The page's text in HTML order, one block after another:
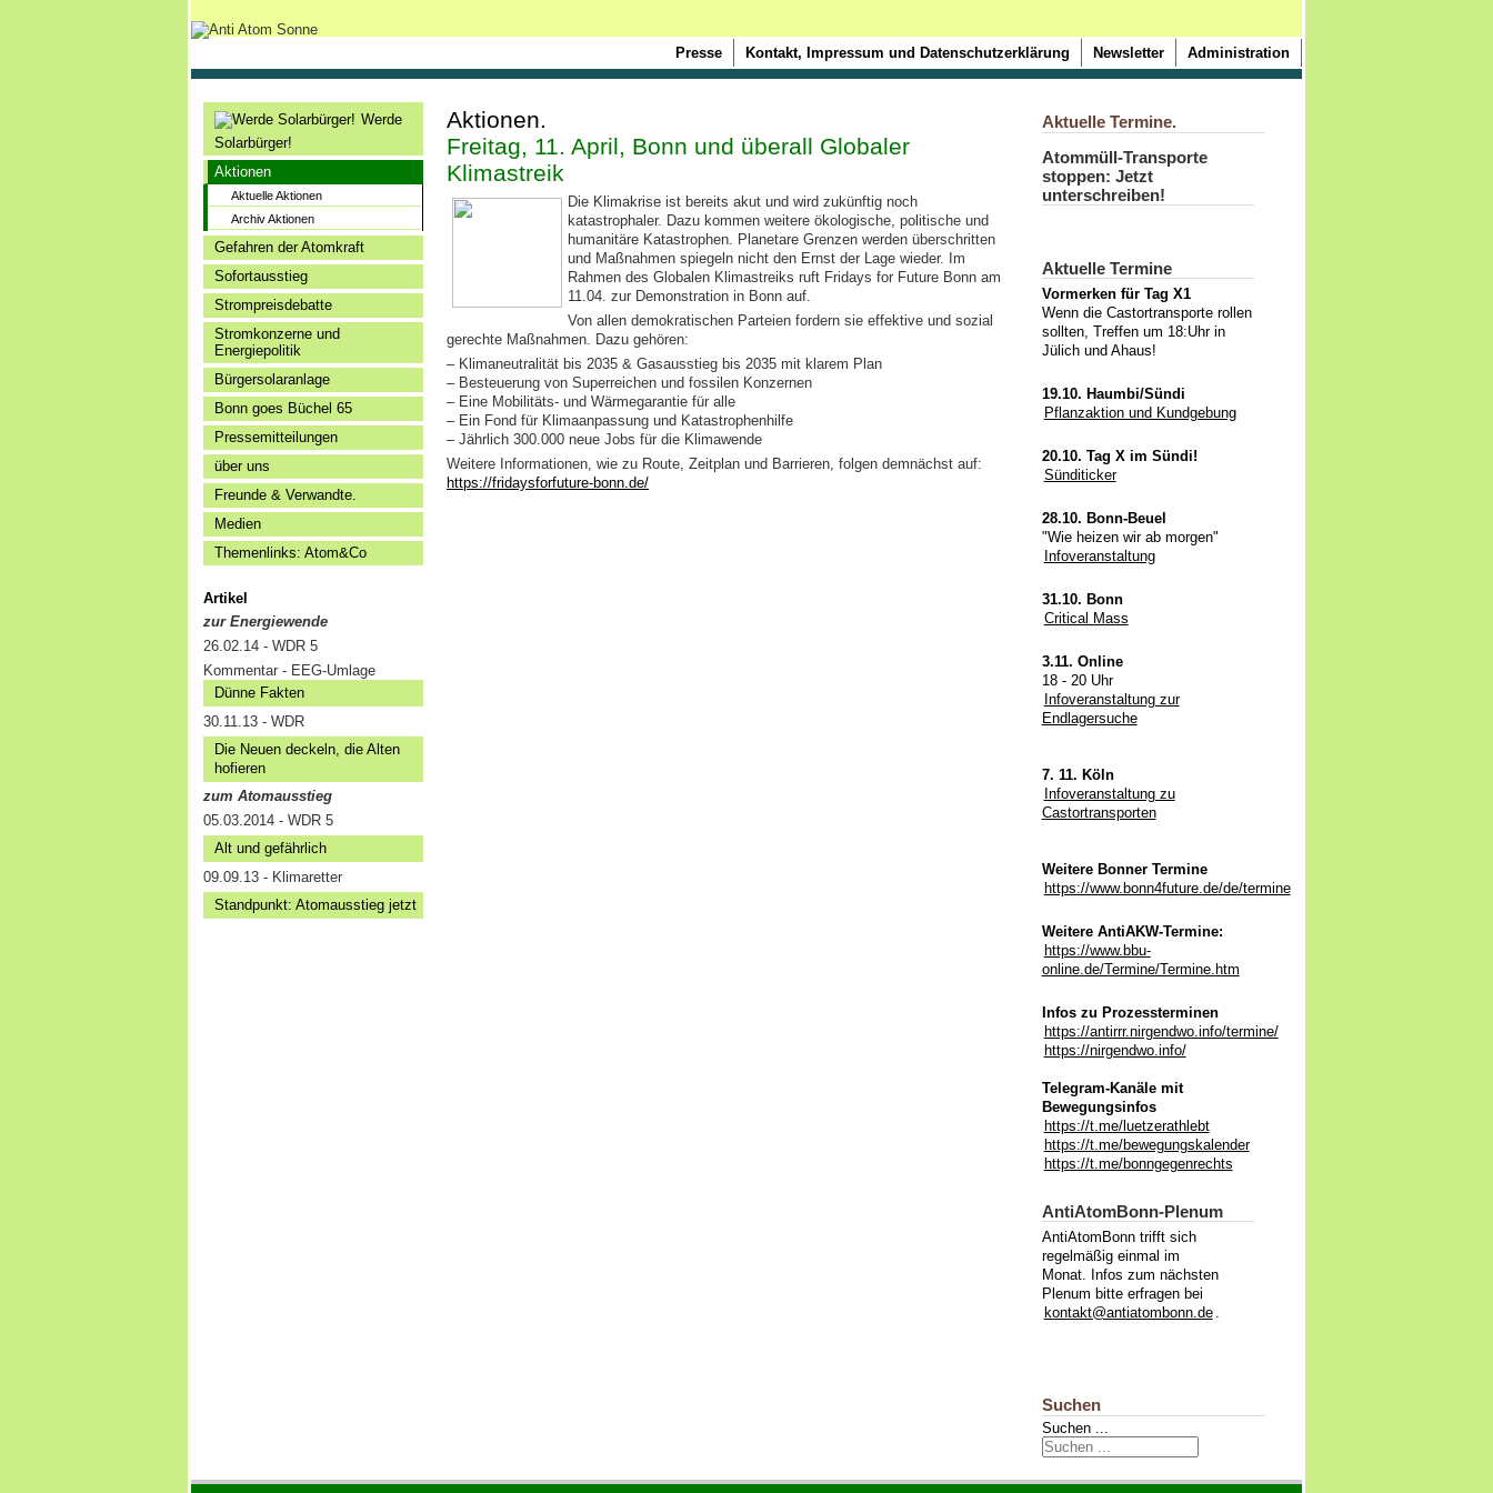
Presse Kontakt, Impressum und Datenschutzerklärung Newsletter Administration
Werde
Solarbürger!
Aktionen
Aktuelle Aktionen
Archiv Aktionen
Gefahren der Atomkraft
Sofortausstieg
Strompreisdebatte
Stromkonzerne und
Energiepolitik
Bürgersolaranlage
Bonn goes Büchel 65
Pressemitteilungen
über uns
Freunde & Verwandte.
Medien
Themenlinks: Atom&Co
Artikel
zur Energiewende
26.02.14 - WDR 5
Kommentar - EEG-Umlage
Dünne Fakten
30.11.13 - WDR
Die Neuen deckeln, die Alten
hofieren
zum Atomausstieg
05.03.2014 - WDR 5
Alt und gefährlich
09.09.13 - Klimaretter
Standpunkt: Atomausstieg jetzt
Aktionen.
Freitag, 11. April, Bonn und überall Globaler
Klimastreik
Die Klimakrise ist bereits akut und wird zukünftig noch
katastrophaler. Dazu kommen weitere ökologische, politische und
humanitäre Katastrophen. Planetare Grenzen werden überschritten
und Maßnahmen spiegeln nicht den Ernst der Lage wieder. Im
Rahmen des Globalen Klimastreiks ruft Fridays for Future Bonn am
11.04. zur Demonstration in Bonn auf.
Von allen demokratischen Parteien fordern sie effektive und sozial
gerechte Maßnahmen. Dazu gehören:
– Klimaneutralität bis 2035 & Gasausstieg bis 2035 mit klarem Plan
– ⁠Besteuerung von Superreichen und fossilen Konzernen
– ⁠Eine Mobilitäts- und Wärmegarantie für alle
– ⁠Ein Fond für Klimaanpassung und Katastrophenhilfe
– ⁠Jährlich 300.000 neue Jobs für die Klimawende
Weitere Informationen, wie zu Route, Zeitplan und Barrieren, folgen demnächst auf:
https://fridaysforfuture-bonn.de/
Aktuelle Termine.
Atommüll-Transporte
stoppen: Jetzt
unterschreiben!
Aktuelle Termine
Vormerken für Tag X1
Wenn die Castortransporte rollen
sollten, Treffen um 18:Uhr in
Jülich und Ahaus!
19.10. Haumbi/Sündi
Pflanzaktion und Kundgebung
20.10. Tag X im Sündi!
Sünditicker
28.10. Bonn-Beuel
"Wie heizen wir ab morgen"
Infoveranstaltung
31.10. Bonn
Critical Mass
3.11. Online
18 - 20 Uhr
Infoveranstaltung zur
Endlagersuche
7. 11. Köln
Infoveranstaltung zu
Castortransporten
Weitere Bonner Termine
https://www.bonn4future.de/de/termine
Weitere AntiAKW-Termine:
https://www.bbu-
online.de/Termine/Termine.htm
Infos zu Prozessterminen
https://antirrr.nirgendwo.info/termine/
https://nirgendwo.info/
Telegram-Kanäle mit
Bewegungsinfos
https://t.me/luetzerathlebt
https://t.me/bewegungskalender
https://t.me/bonngegenrechts
AntiAtomBonn-Plenum
AntiAtomBonn trifft sich
regelmäßig einmal im
Monat. Infos zum nächsten
Plenum bitte erfragen bei
kontakt@antiatombonn.de .
Suchen
Suchen ...